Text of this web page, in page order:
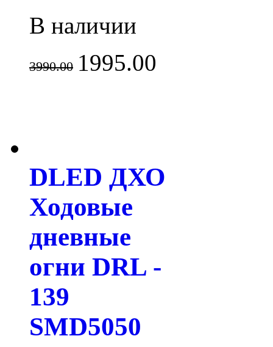
В наличии
3990.00 1995.00
DLED ДХО
Ходовые
дневные
огни DRL -
139
SMD5050